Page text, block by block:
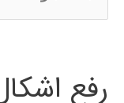
مثال
س
ج
رفع